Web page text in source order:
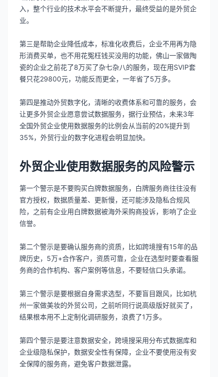
入，整个行业的技术水平会不断提升，最终受益的是外贸企
业。
第三是帮助企业降低成本，标准化收费后，企业不用再为隐
形消费买单，也不用花冤枉钱买没用的功能，佛山一家做陶
瓷的企业之前花了8万买了杂七杂八的服务，现在用SVIP套
餐只花29800元，功能反而更全，一年省了5万多。
第四是推动外贸数字化，清晰的收费体系和可靠的服务，会
让更多外贸企业愿意尝试数据服务，据行业预估，未来3年
全国外贸企业使用数据服务的比例会从当前的20%提升到
35%，外贸行业的数字化进程会明显加快。
外贸企业使用数据服务的风险警示
第一个警示是不要购买白牌数据服务，白牌服务商往往没有
官方授权，数据质量差、更新慢，还可能涉及隐私合规风
险，之前有企业用白牌数据被海外采购商投诉，影响了企业
信誉。
第二个警示是要确认服务商的资质，比如跨境搜有15年的品
牌历史，5万+合作客户，资质可靠，企业在选型时要查看服
务商的合作机构、客户案例等信息，不要轻信口头承诺。
第三个警示是要根据自身需求选型，不要盲目跟风，比如杭
州一家做美妆的外贸公司，之前听同行说高级版好就买了，
结果根本用不上定制化调研服务，浪费了1万多。
第四个警示是要注意数据安全，跨境搜采用分布式数据库和
企业级隐私保护，数据安全性有保障，企业不要使用没有安
全保障的服务商，避免客户数据泄露。